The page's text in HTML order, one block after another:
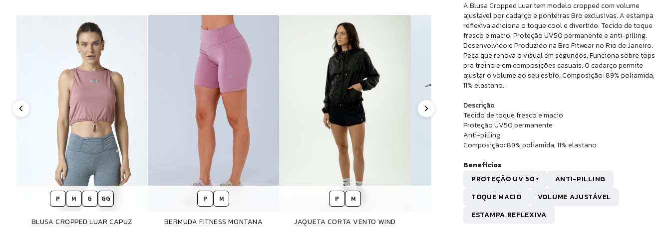
P M G GG
BLUSA CROPPED LUAR CAPUZ
P M
BERMUDA FITNESS MONTANA
P M
JAQUETA CORTA VENTO WIND
U
A Blusa Cropped Luar tem modelo cropped com volume
ajustável por cadarço e ponteiras Bro exclusivas. A estampa
reflexiva adiciona o toque cool e divertido. Tecido de toque
fresco e macio. Proteção UV50 permanente e anti-pilling.
Desenvolvido e Produzido na Bro Fitwear no Rio de Janeiro.
Peça que renova o visual em segundos. Funciona sobre tops
pra treino e em composições casuais. O cadarço permite
ajustar o volume ao seu estilo. Composição: 89% poliamida,
11% elastano.
Descrição
Tecido de toque fresco e macio
Proteção UV50 permanente
Anti-pilling
Composição: 89% poliamida, 11% elastano
Benefícios
PROTEÇÃO UV 50+
ANTI-PILLING
TOQUE MACIO
VOLUME AJUSTÁVEL
ESTAMPA REFLEXIVA